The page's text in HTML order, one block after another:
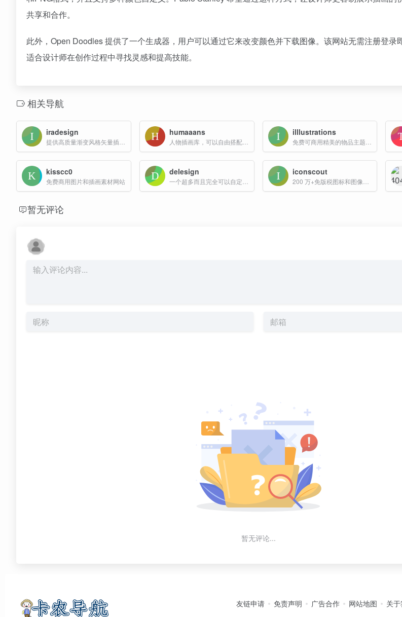
共享和合作。
此外，Open Doodles 提供了一个生成器，用户可以通过它来改变颜色并下载图像。该网站无需注册登录
适合设计师在创作过程中寻找灵感和提高技能。
相关导航
iradesign humaaans
人物插画库，可以自由搭配不同的插画造型
illlustrations
kisscc0
免费商用图片和插画素材网站
delesign iconscout
暂无评论
暂无评论...
友链申请 免责声明 广告合作 网站地图 关